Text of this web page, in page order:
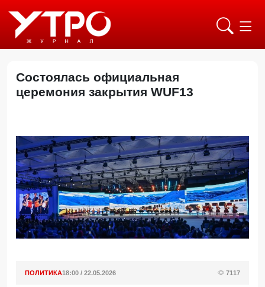
Состоялась официальная
церемония закрытия WUF13
ПОЛИТИКА18:00 / 22.05.2026 7117